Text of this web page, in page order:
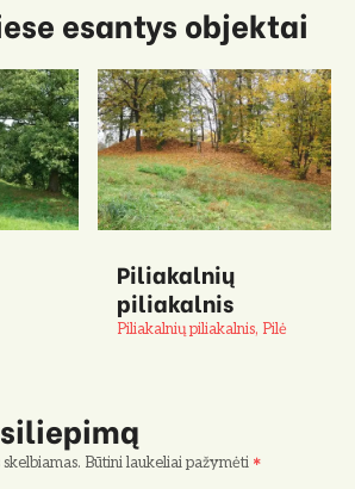
esantys objektai
Piliakalnių
piliakalnis
Piliakalnių piliakalnis, Pilė
Būtini laukeliai pažymėti